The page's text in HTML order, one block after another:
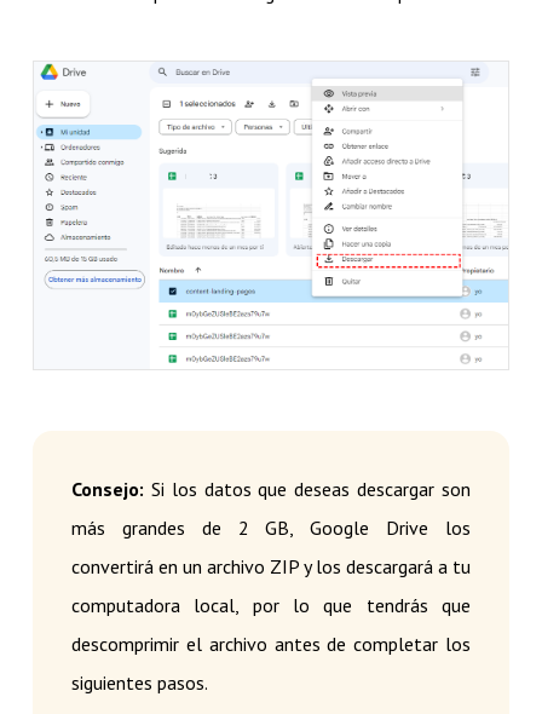
Consejo: Si los datos que deseas descargar son
más grandes de 2 GB, Google Drive los
convertirá en un archivo ZIP y los descargará a tu
computadora local, por lo que tendrás que
descomprimir el archivo antes de completar los
siguientes pasos.